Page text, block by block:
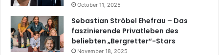
October 11, 2025
Sebastian Ströbel Ehefrau – Das
faszinierende Privatleben des
beliebten „Bergretter“-Stars
November 18, 2025